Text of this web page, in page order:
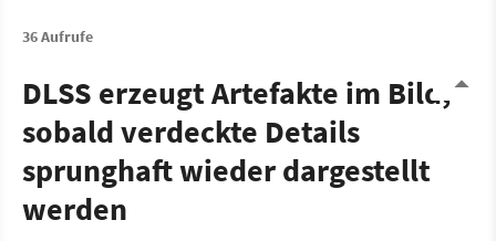
36 Aufrufe
DLSS erzeugt Artefakte im Bild,
sobald verdeckte Details
sprunghaft wieder dargestellt
werden